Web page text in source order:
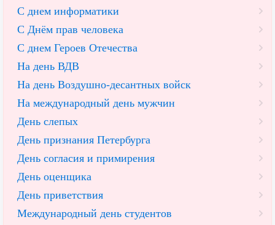
С днем информатики
С Днём прав человека
С днем Героев Отечества
На день ВДВ
На день Воздушно-десантных войск
На международный день мужчин
День слепых
День признания Петербурга
День согласия и примирения
День оценщика
День приветствия
Международный день студентов